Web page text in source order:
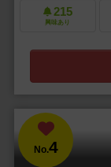
215
興味あり
No.4